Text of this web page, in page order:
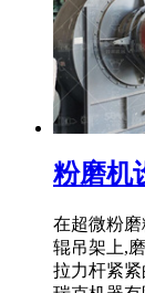
粉磨机
在超微粉
辊吊架上,
拉力杆紧